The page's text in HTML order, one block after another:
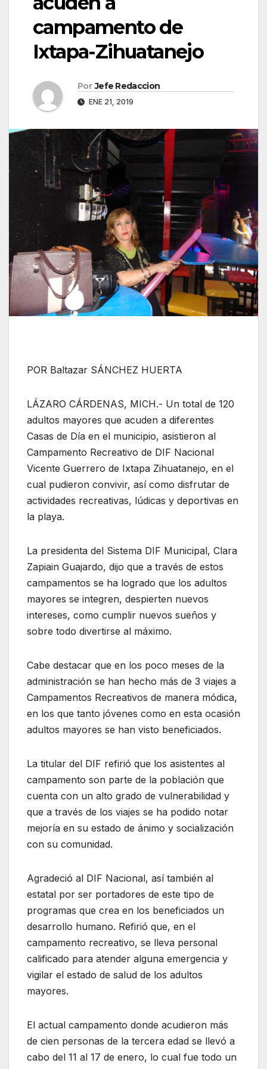
campamento de
Ixtapa-Zihuatanejo
Por Jefe Redaccion
ENE 21, 2019
POR Baltazar SÁNCHEZ HUERTA
LÁZARO CÁRDENAS, MICH.- Un total de 120
adultos mayores que acuden a diferentes
Casas de Día en el municipio, asistieron al
Campamento Recreativo de DIF Nacional
Vicente Guerrero de Ixtapa Zihuatanejo, en el
cual pudieron convivir, así como disfrutar de
actividades recreativas, lúdicas y deportivas en
la playa.
La presidenta del Sistema DIF Municipal, Clara
Zapiain Guajardo, dijo que a través de estos
campamentos se ha logrado que los adultos
mayores se integren, despierten nuevos
intereses, como cumplir nuevos sueños y
sobre todo divertirse al máximo.
Cabe destacar que en los poco meses de la
administración se han hecho más de 3 viajes a
Campamentos Recreativos de manera módica,
en los que tanto jóvenes como en esta ocasión
adultos mayores se han visto beneficiados.
La titular del DIF refirió que los asistentes al
campamento son parte de la población que
cuenta con un alto grado de vulnerabilidad y
que a través de los viajes se ha podido notar
mejoría en su estado de ánimo y socialización
con su comunidad.
Agradeció al DIF Nacional, así también al
estatal por ser portadores de este tipo de
programas que crea en los beneficiados un
desarrollo humano. Refirió que, en el
campamento recreativo, se lleva personal
calificado para atender alguna emergencia y
vigilar el estado de salud de los adultos
mayores.
El actual campamento donde acudieron más
de cien personas de la tercera edad se llevó a
cabo del 11 al 17 de enero, lo cual fue todo un